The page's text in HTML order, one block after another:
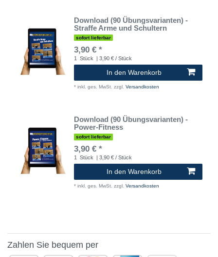
Download (90 Übungsvarianten) -
Straffe Arme und Schultern
sofort lieferbar
3,90 € *
1 Stück | 3,90 € / Stück
In den Warenkorb
* inkl. ges. MwSt. zzgl. Versandkosten
Download (90 Übungsvarianten) -
Power-Fitness
sofort lieferbar
3,90 € *
1 Stück | 3,90 € / Stück
In den Warenkorb
* inkl. ges. MwSt. zzgl. Versandkosten
Zahlen Sie bequem per